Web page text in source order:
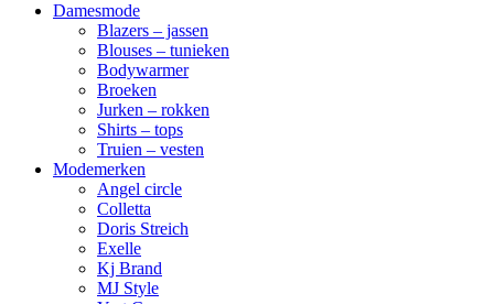
Damesmode
Blazers – jassen
Blouses – tunieken
Bodywarmer
Broeken
Jurken – rokken
Shirts – tops
Truien – vesten
Modemerken
Angel circle
Colletta
Doris Streich
Exelle
Kj Brand
MJ Style